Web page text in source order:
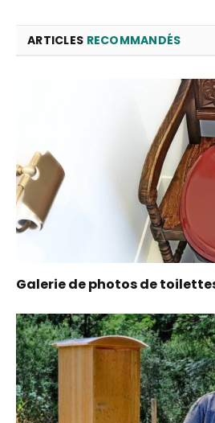
ARTICLES RECOMMANDÉS
Galerie de photos de